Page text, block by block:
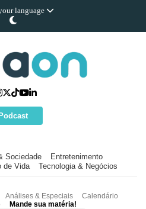
language
Podcast
Sociedade
Entretenimento
de Vida Tecnologia & Negócios
Análises & Especiais
Calendário
Mande sua matéria!